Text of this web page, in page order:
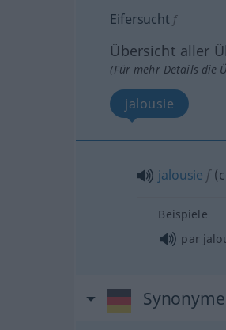
Eifersucht f
Übersicht aller
(Für mehr Details die
jalousie
jalousie f (
Beispiele
par